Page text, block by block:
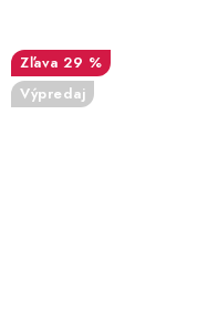
29 %
Výpredaj